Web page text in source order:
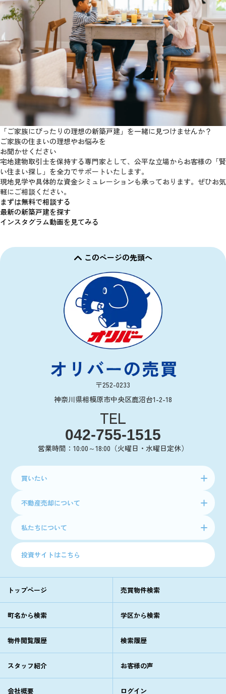
「ご家族にぴったりの理想の新築戸建」 を一緒に見つけませんか？
ご家族の住まいの理想やお悩みを
お聞かせください
宅地建物取引士を保持する専門家として、公平な立場からお客様の「賢
い住まい探し」を全力でサポートいたします。
現地見学や具体的な資金シミュレーションも承っております。ぜひお気
軽にご相談ください。
まずは無料で相談する
最新の新築戸建を探す
インスタグラム動画を見てみる
このページの先頭へ
〒252-0233
神奈川県相模原市中央区鹿沼台1-2-18
TEL
042-755-1515
営業時間：10:00～18:00（火曜日・水曜日定休）
買いたい
不動産売却について
私たちについて
投資サイトはこちら
トップページ 売買物件検索
町名から検索 学区から検索
物件閲覧履歴 検索履歴
スタッフ紹介 お客様の声
会社概要 ログイン